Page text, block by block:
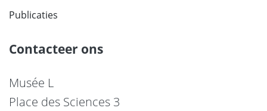
Publicaties
Contacteer ons
Musée L
Place des Sciences 3